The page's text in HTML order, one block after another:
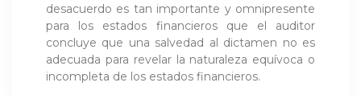
desacuerdo es tan importante y omnipresente
para los estados financieros que el auditor
concluye que una salvedad al dictamen no es
adecuada para revelar la naturaleza equívoca o
incompleta de los estados financieros.